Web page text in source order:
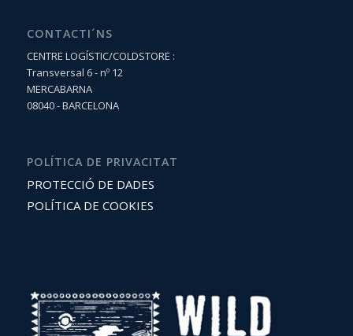
CONTACTI´NS
CENTRE LOGÍSTIC/COLDSTORE :
Transversal 6 - nº 12
MERCABARNA
08040 - BARCELONA
POLÍTICA DE PRIVACITAT
PROTECCIÓ DE DADES
POLÍTICA DE COOKIES